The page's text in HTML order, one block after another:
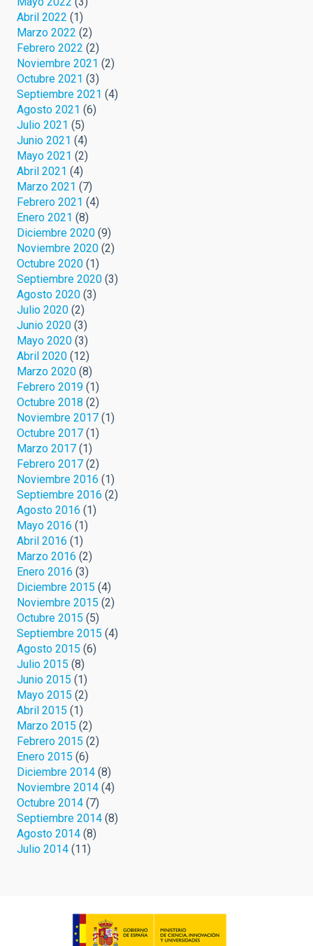
Abril 2022 (1)
Marzo 2022 (2)
Febrero 2022 (2)
Noviembre 2021 (2)
Octubre 2021 (3)
Septiembre 2021 (4)
Agosto 2021 (6)
Julio 2021 (5)
Junio 2021 (4)
Mayo 2021 (2)
Abril 2021 (4)
Marzo 2021 (7)
Febrero 2021 (4)
Enero 2021 (8)
Diciembre 2020 (9)
Noviembre 2020 (2)
Octubre 2020 (1)
Septiembre 2020 (3)
Agosto 2020 (3)
Julio 2020 (2)
Junio 2020 (3)
Mayo 2020 (3)
Abril 2020 (12)
Marzo 2020 (8)
Febrero 2019 (1)
Octubre 2018 (2)
Noviembre 2017 (1)
Octubre 2017 (1)
Marzo 2017 (1)
Febrero 2017 (2)
Noviembre 2016 (1)
Septiembre 2016 (2)
Agosto 2016 (1)
Mayo 2016 (1)
Abril 2016 (1)
Marzo 2016 (2)
Enero 2016 (3)
Diciembre 2015 (4)
Noviembre 2015 (2)
Octubre 2015 (5)
Septiembre 2015 (4)
Agosto 2015 (6)
Julio 2015 (8)
Junio 2015 (1)
Mayo 2015 (2)
Abril 2015 (1)
Marzo 2015 (2)
Febrero 2015 (2)
Enero 2015 (6)
Diciembre 2014 (8)
Noviembre 2014 (4)
Octubre 2014 (7)
Septiembre 2014 (8)
Agosto 2014 (8)
Julio 2014 (11)